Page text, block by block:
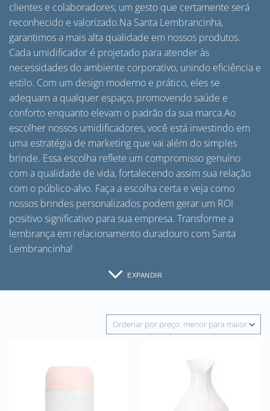
EXPANDIR
clientes e colaboradores, um gesto que certamente será
reconhecido e valorizado.Na Santa Lembrancinha,
garantimos a mais alta qualidade em nossos produtos.
Cada umidificador é projetado para atender às
necessidades do ambiente corporativo, unindo eficiência e
estilo. Com um design moderno e prático, eles se
adequam a qualquer espaço, promovendo saúde e
conforto enquanto elevam o padrão da sua marca.Ao
escolher nossos umidificadores, você está investindo em
uma estratégia de marketing que vai além do simples
brinde. Essa escolha reflete um compromisso genuíno
com a qualidade de vida, fortalecendo assim sua relação
com o público-alvo. Faça a escolha certa e veja como
nossos brindes personalizados podem gerar um ROI
positivo significativo para sua empresa. Transforme a
lembrança em relacionamento duradouro com Santa
Lembrancinha!